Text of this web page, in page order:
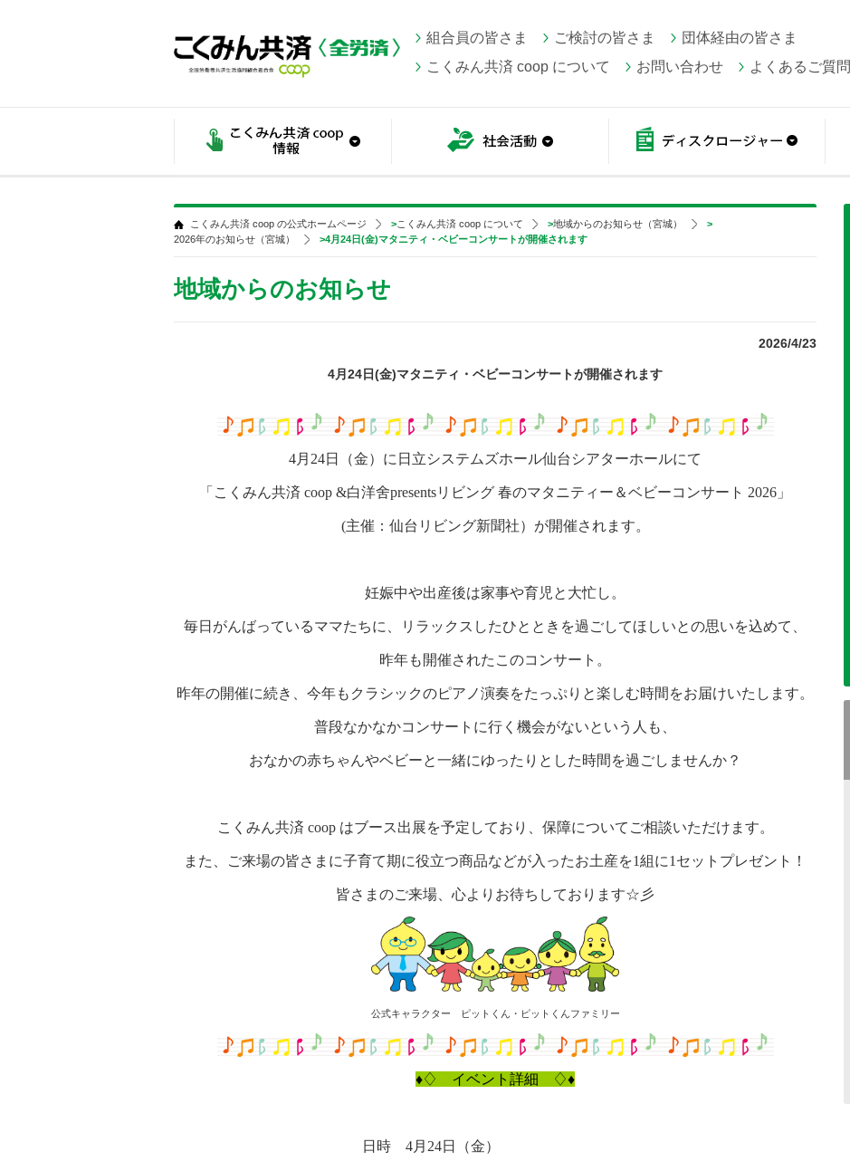
組合員の皆さま ご検討の皆さま
団体経由の皆さま
こくみん共済 coop について
お問い合わせ よくあるご質問
こくみん共済 coop の公式ホームページ >こくみん共済 coop について >地域からのお知らせ（宮城）
>
2026年のお知らせ（宮城）
>4月24日(金)マタニティ・ベビーコンサートが開催されます
地域からのお知らせ
2026/4/23
4月24日(金)マタニティ・ベビーコンサートが開催されます
4月 24日（金）に日立システムズホール仙台シアターホールにて
「こくみん共済 coop &白洋舍presentsリビング 春のマタニティー＆ベビーコンサート 2026 」
(主催：仙台リビング新聞社）が開催されます。
妊娠中や出産後は家事や育児と大忙し。
毎日がんばっているママたちに、リラックスしたひとときを過ごしてほしいとの思いを込めて、
昨年も開催されたこのコンサート。
昨年の開催に続き、今年もクラシックのピアノ演奏をたっぷりと楽しむ時間をお届けいたします。
普段なかなかコンサートに行く機会がないという人も、
おなかの赤ちゃんやベビーと一緒にゆったりとした時間を過ごしませんか？
こくみん共済 coopはブース出展を予定しており、保障についてご相談いただけます。
また、ご来場の皆さまに子育て期に役立つ商品などが入ったお土産を1組に1 セットプレゼント！
皆さまのご来場、心よりお待ちしております☆彡
公式キャラクター ピットくん・ピットくんファミリー
♦♢ イベント詳細 ♢♦
日時 4月 24日（金）